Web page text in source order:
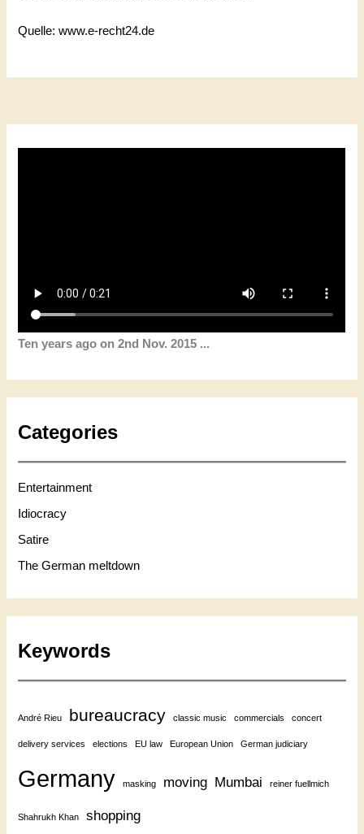
Quelle:www.e-recht24.de
Ten years ago on 2nd Nov. 2015 ...
Categories
Entertainment
Idiocracy
Satire
The German meltdown
Keywords
André Rieu bureaucracy classic music commercials concert
delivery services elections EU law European Union German judiciary
Germany masking moving Mumbai reiner fuellmich
Shahrukh Khan shopping